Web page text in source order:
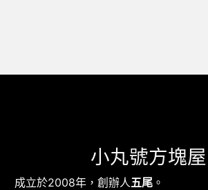
小丸號方塊屋
成立於2008年，創辦人 五尾 。